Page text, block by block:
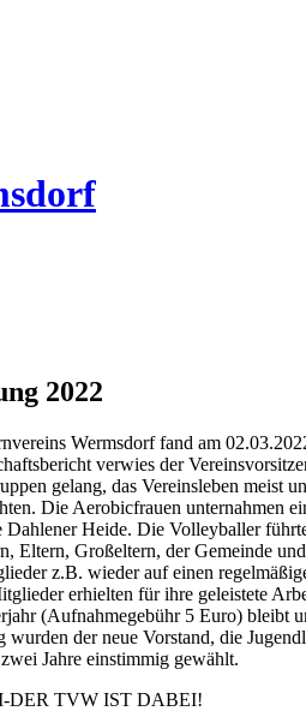
2022
Wermsdorf fand am
verwies der
gelang, das Vereinsleben
Die Aerobicfrauen unternahmen
Heide. Die Volleyballer
Eltern, Großeltern, der Gemeinde
z.B. wieder auf einen
erhielten für ihre geleistete
(Aufnahmegebühr 5 Euro) bleibt
wurden der neue Vorstand, die
Jahre einstimmig gewählt.
DER TVW IST DABEI!